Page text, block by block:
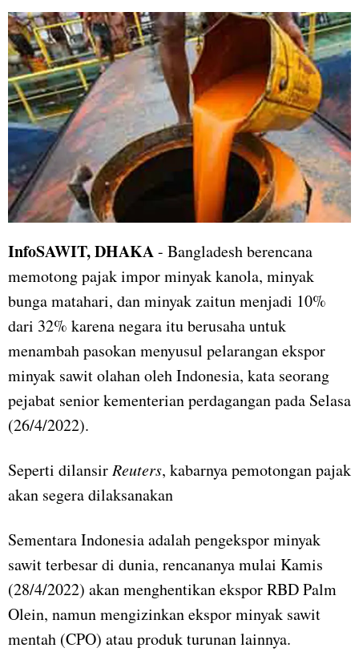
InfoSAWIT, DHAKA- Bangladesh berencana
memotong pajak impor minyak kanola, minyak
bunga matahari, dan minyak zaitun menjadi 10%
dari 32% karena negara itu berusaha untuk
menambah pasokan menyusul pelarangan ekspor
minyak sawit olahan oleh Indonesia, kata seorang
pejabat senior kementerian perdagangan pada Selasa
(26/4/2022).
Seperti dilansirReuters, kabarnya pemotongan pajak
akan segera dilaksanakan
Sementara Indonesia adalah pengekspor minyak
sawit terbesar di dunia, rencananya mulai Kamis
(28/4/2022) akan menghentikan ekspor RBD Palm
Olein, namun mengizinkan ekspor minyak sawit
mentah (CPO) atau produk turunan lainnya.